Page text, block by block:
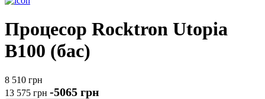
Процесор Rocktron Utopia
B100 (бас)
8 510 грн
13 575 грн -5065 грн